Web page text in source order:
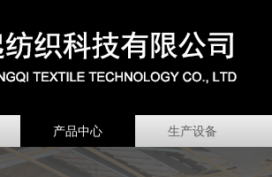
产品中心 生产设备